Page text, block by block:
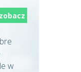
zobacz
w